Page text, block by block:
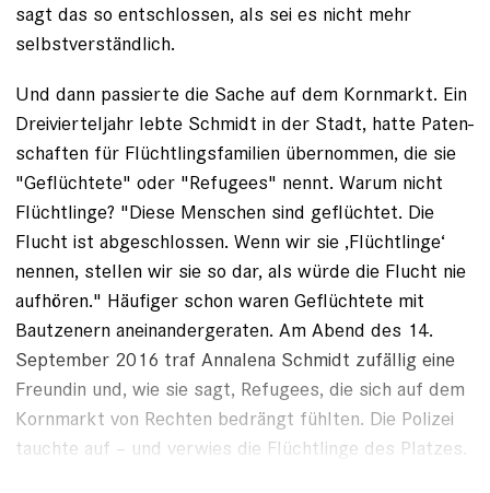
sagt das so ent­schlossen, als sei es nicht mehr
selbstverständlich.
Und dann passierte die Sache auf dem Kornmarkt. Ein
Dreivierteljahr lebte Schmidt in der Stadt, hatte Paten­
schaften für Flüchtlingsfamilien übernommen, die sie
"Geflüchtete" oder "Refugees" nennt. Warum nicht
Flüchtlinge? "Diese Menschen sind geflüchtet. Die
Flucht ist abgeschlossen. Wenn wir sie ‚Flüchtlinge‘
nennen, stellen wir sie so dar, als würde die Flucht nie
aufhören." Häufiger schon waren Geflüchtete mit
Bautzenern aneinandergeraten. Am Abend des 14.
September 2016 traf Annalena Schmidt zufällig eine
Freundin und, wie sie sagt, Refugees, die sich auf dem
Kornmarkt von Rechten bedrängt fühlten. Die Polizei
tauchte auf – und verwies die Flüchtlinge des Platzes.